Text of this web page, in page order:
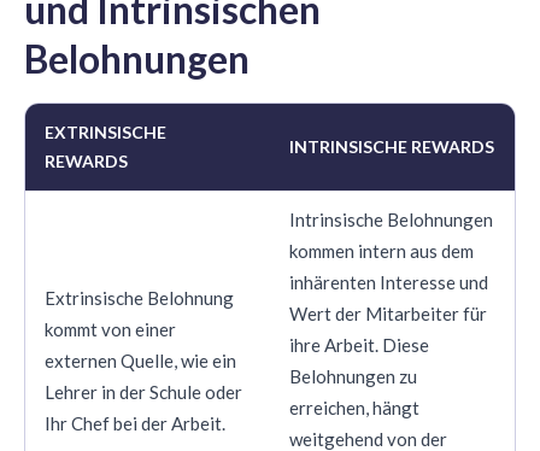
Belohnungen
EXTRINSISCHE
REWARDS
INTRINSISCHE REWARDS
Extrinsische Belohnung
kommt von einer
externen Quelle, wie ein
Lehrer in der Schule oder
Ihr Chef bei der Arbeit.
Intrinsische Belohnungen
kommen intern aus dem
inhärenten Interesse und
Wert der Mitarbeiter für
ihre Arbeit. Diese
Belohnungen zu
erreichen, hängt
weitgehend von der